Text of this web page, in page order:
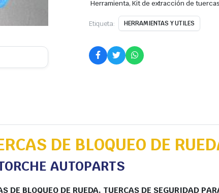
Herramienta, Kit de extracción de
Etiqueta: HERRAMIENTAS Y UTILES
DE BLOQUEO DE
AUTOPARTS
DE BLOQUEO DE RUEDA, TUERCAS DE SEGURIDAD